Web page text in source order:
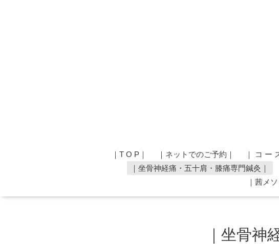
｜T O P｜ ｜ネットでのご予約｜ ｜ コ ー
｜坐骨神経痛・五十肩・膝痛専門鍼灸｜
｜茜メ
｜坐骨神